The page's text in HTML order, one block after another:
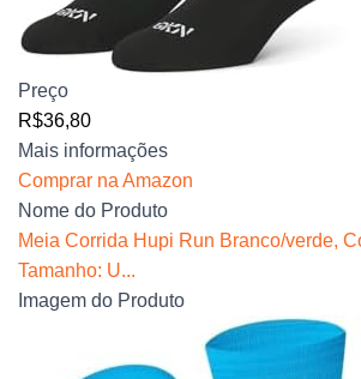
Preço
R$36,80
Mais informações
Comprar na Amazon
Nome do Produto
Meia Corrida Hupi Run Branco/verde,
Tamanho: U...
Imagem do Produto